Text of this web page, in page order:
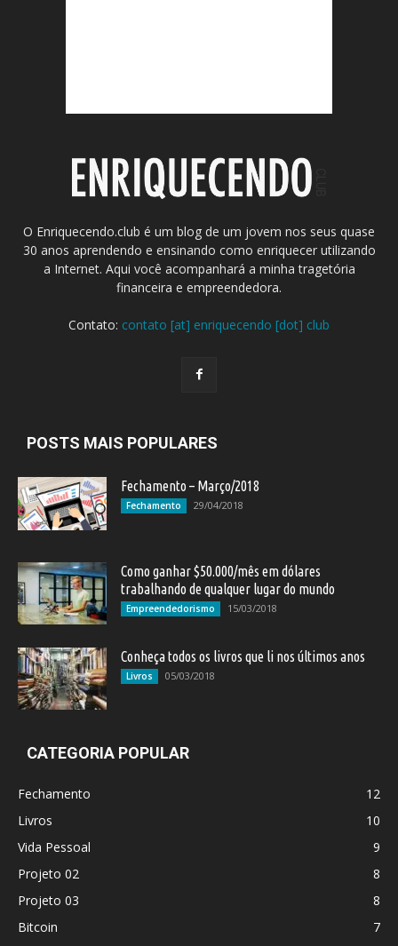
O Enriquecendo.club é um blog de um jovem nos seus quase
30 anos aprendendo e ensinando como enriquecer utilizando
a Internet. Aqui você acompanhará a minha tragetória
financeira e empreendedora.
Contato: contato [at] enriquecendo [dot] club
POSTS MAIS POPULARES
Fechamento – Março/2018
Fechamento 29/04/2018
Como ganhar $50.000/mês em dólares
trabalhando de qualquer lugar do mundo
Empreendedorismo 15/03/2018
Conheça todos os livros que li nos últimos anos
Livros 05/03/2018
CATEGORIA POPULAR
Fechamento
12
Livros
10
Vida Pessoal
9
Projeto 02
8
Projeto 03
8
Bitcoin
7